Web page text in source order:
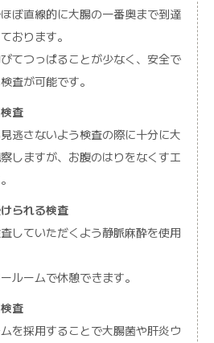
ぼ直線的に大腸の一番奥まで到達
おります。
てつっぱることが少なく、安全で
査が可能です。
査
逃さないよう検査の際に十分に大
しますが、お腹のはりをなくす工
られる検査
していただくよう静脈麻酔を使用
ルームで休憩できます。
査
を採用することで大腸菌や肝炎ウ